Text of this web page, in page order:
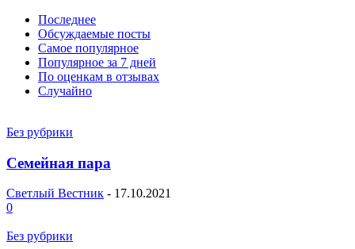
Последнее
Обсуждаемые посты
Самое популярное
Популярное за 7 дней
По оценкам в отзывах
Случайно
Без рубрики
Семейная пара
Светлый Вестник - 17.10.2021
0
Без рубрики